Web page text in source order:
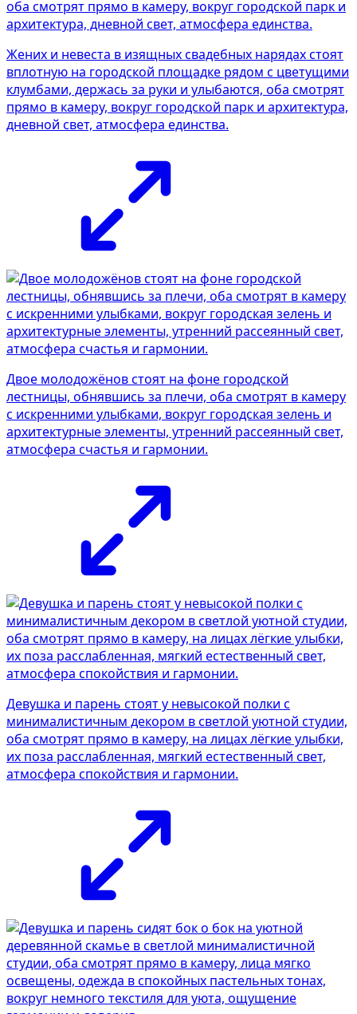
Жених и невеста в изящных свадебных нарядах стоят
вплотную на городской площадке рядом с цветущими
клумбами, держась за руки и улыбаются, оба смотрят
прямо в камеру, вокруг городской парк и архитектура,
дневной свет, атмосфера единства.
Двое молодожёнов стоят на фоне городской
лестницы, обнявшись за плечи, оба смотрят в камеру
с искренними улыбками, вокруг городская зелень и
архитектурные элементы, утренний рассеянный свет,
атмосфера счастья и гармонии.
Девушка и парень стоят у невысокой полки с
минималистичным декором в светлой уютной студии,
оба смотрят прямо в камеру, на лицах лёгкие улыбки,
их поза расслабленная, мягкий естественный свет,
атмосфера спокойствия и гармонии.